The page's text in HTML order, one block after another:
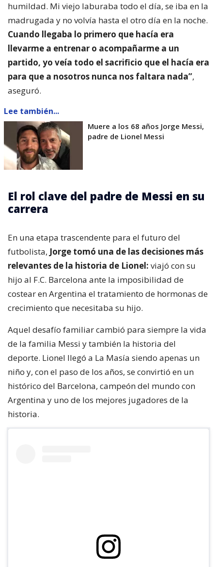
humildad. Mi viejo laburaba todo el día, se iba en la
madrugada y no volvía hasta el otro día en la noche.
Cuando llegaba lo primero que hacía era
llevarme a entrenar o acompañarme a un
partido, yo veía todo el sacrificio que el hacía era
para que a nosotros nunca nos faltara nada”,
aseguró.
Lee también...
Muere a los 68 años Jorge Messi,
padre de Lionel Messi
El rol clave del padre de Messi en su
carrera
En una etapa trascendente para el futuro del
futbolista, Jorge tomó una de las decisiones más
relevantes de la historia de Lionel: viajó con su
hijo al F.C. Barcelona ante la imposibilidad de
costear en Argentina el tratamiento de hormonas de
crecimiento que necesitaba su hijo.
Aquel desafío familiar cambió para siempre la vida
de la familia Messi y también la historia del
deporte. Lionel llegó a La Masía siendo apenas un
niño y, con el paso de los años, se convirtió en un
histórico del Barcelona, campeón del mundo con
Argentina y uno de los mejores jugadores de la
historia.